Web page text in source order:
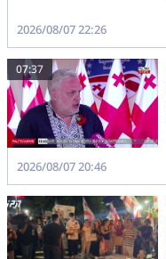
2026/08/07 22:26
07:37
2026/08/07 20:46